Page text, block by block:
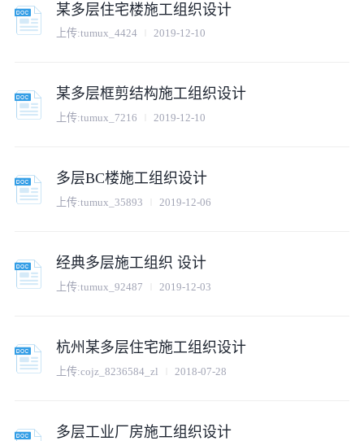
某多层住宅楼施工组织设计
上传:tumux_4424 2019-12-10
某多层框剪结构施工组织设计
上传:tumux_7216 2019-12-10
多层BC楼施工组织设计
上传:tumux_35893 2019-12-06
经典多层施工组织 设计
上传:tumux_92487 2019-12-03
杭州某多层住宅施工组织设计
上传:cojz_8236584_zl 2018-07-28
多层工业厂房施工组织设计